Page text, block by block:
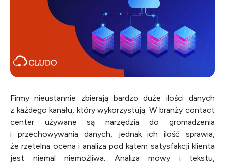
Firmy nieustannie zbierają bardzo duże ilości danych
z każdego kanału, który wykorzystują. W branży contact
center używane są narzędzia do gromadzenia
i przechowywania danych, jednak ich ilość sprawia,
że rzetelna ocena i analiza pod kątem satysfakcji klienta
jest niemal niemożliwa. Analiza mowy i tekstu,